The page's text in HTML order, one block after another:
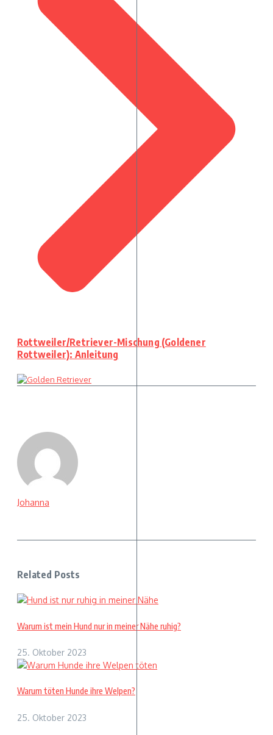
Rottweiler/Retriever-Mischung (Goldener
Rottweiler): Anleitung
Johanna
Related Posts
Warum ist mein Hund nur in meiner Nähe ruhig?
25. Oktober 2023
Warum töten Hunde ihre Welpen?
25. Oktober 2023